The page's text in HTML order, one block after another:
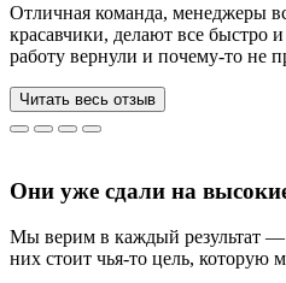
Отличная команда, менеджеры
красавчики, делают все быстро
работу вернули и почему-то не
за 3 недели, до последнего не
все удалось. Спасибо, что вы
Читать весь отзыв
Они уже сдали на
Мы верим в каждый результат
них стоит чья-то цель, которую